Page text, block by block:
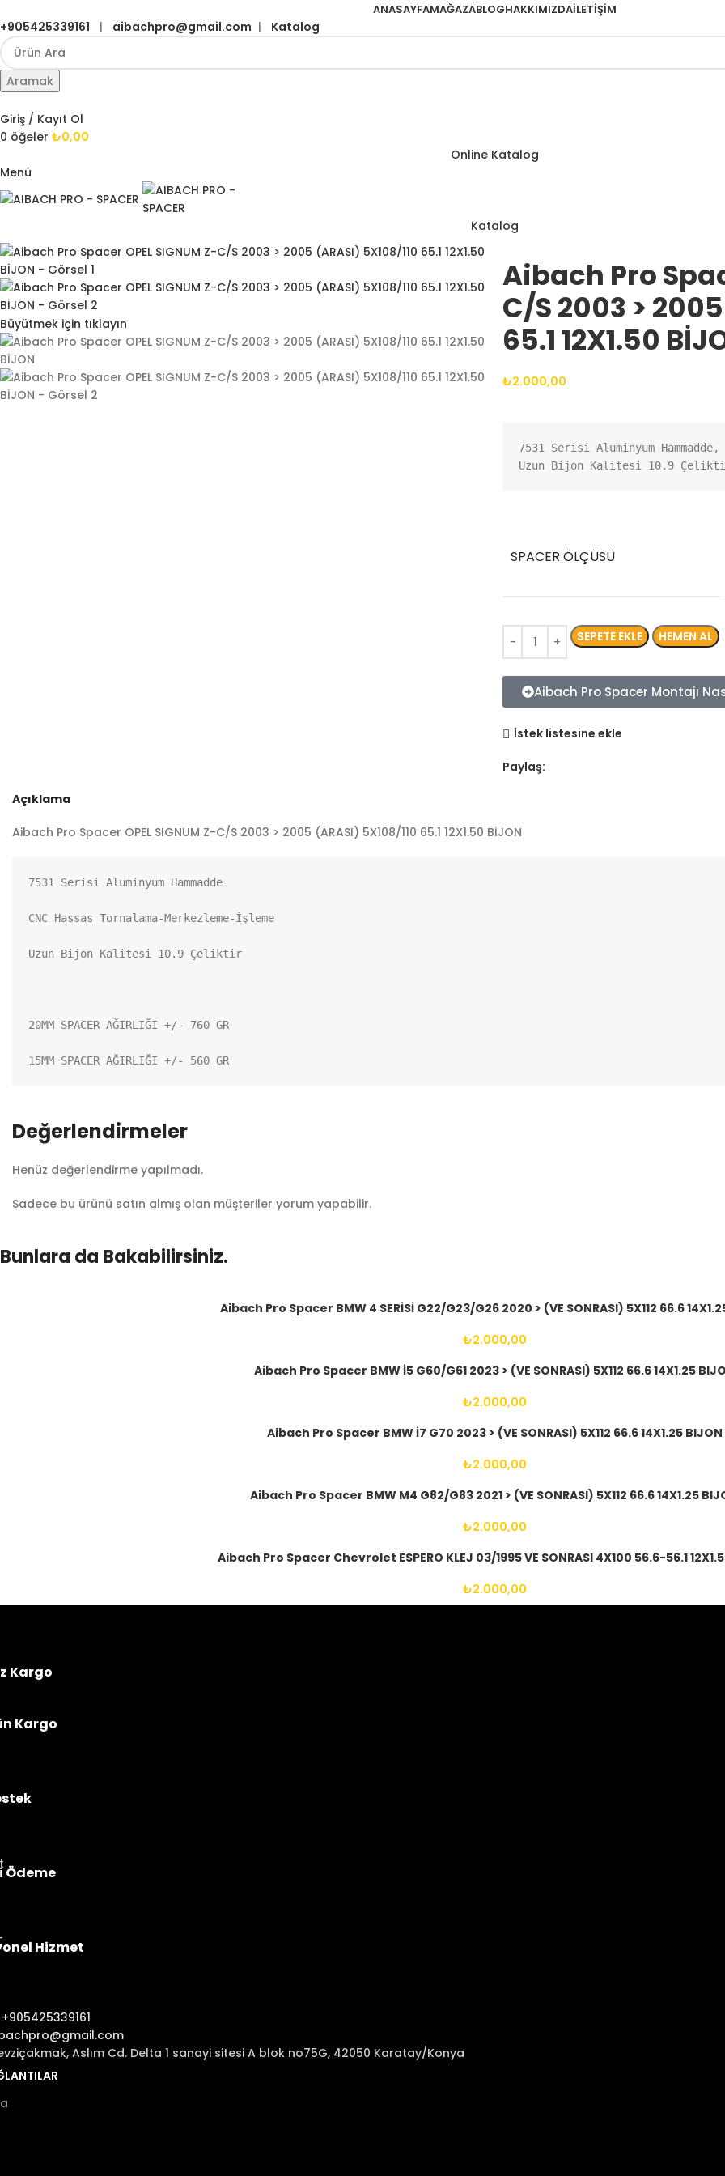
ANASAYFAMAĞAZABLOGHAKKIMIZDAİLETIŞIM
+905425339161 | aibachpro@gmail.com | Katalog
Aramak
Giriş / Kayıt Ol
0 öğeler ₺0,00
Online Katalog
Menü
Katalog
Büyütmek için tıklayın
Aibach Pro
C/S 2003 >
65.1 12X1.50
₺2.000,00
7531 Serisi Aluminyum
Uzun Bijon Kalitesi 10.9
SPACER ÖLÇÜSÜ
SEPETE EKLE HEMEN AL
Aibach Pro Spacer Montajı
İstek listesine ekle
Paylaş:
Açıklama
Aibach Pro Spacer OPEL SIGNUM Z-C/S 2003 > 2005 (ARASI) 5X108/110 65.1 12X1.50 BİJON
7531 Serisi Aluminyum Hammadde
CNC Hassas Tornalama-Merkezleme-İşleme
Uzun Bijon Kalitesi 10.9 Çeliktir
20MM SPACER AĞIRLIĞI +/- 760 GR
15MM SPACER AĞIRLIĞI +/- 560 GR
Değerlendirmeler
Henüz değerlendirme yapılmadı.
Sadece bu ürünü satın almış olan müşteriler yorum yapabilir.
Bunlara da Bakabilirsiniz.
Aibach Pro Spacer BMW 4 SERİSİ G22/G23/G26 2020 > (VE SONRASI) 5X112 66.6
₺2.000,00
Aibach Pro Spacer BMW İ5 G60/G61 2023 > (VE SONRASI) 5X112 66.6 14X1.25
₺2.000,00
Aibach Pro Spacer BMW İ7 G70 2023 > (VE SONRASI) 5X112 66.6 14X1.25 BIJON
₺2.000,00
Aibach Pro Spacer BMW M4 G82/G83 2021 > (VE SONRASI) 5X112 66.6 14X1.25
₺2.000,00
Aibach Pro Spacer Chevrolet ESPERO KLEJ 03/1995 VE SONRASI 4X100 56.6-56.1
₺2.000,00
Kargo
Kargo
Ödeme
Hizmet
+905425339161
Aslım Cd. Delta 1 sanayi sitesi A blok no75G, 42050 Karatay/Konya